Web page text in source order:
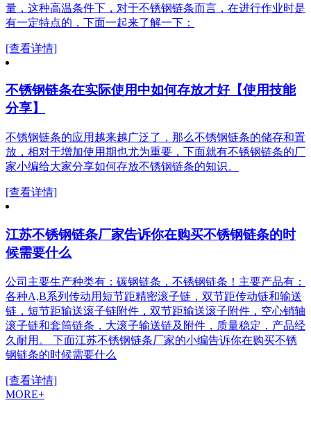
量，这种高温条件下，对于不锈钢链条而言，在进行作业时是
有一定特点的，下面一起来了解一下：
[查看详情]
不锈钢链条在实际使用中如何存放才好【使用技能
分享】
不锈钢链条的应用越来越广泛了，那么不锈钢链条的储存和置
放，相对于增加使用期也尤为重要，下面就有不锈钢链条的厂
家小编给大家分享如何存放不锈钢链条的知识。
[查看详情]
江苏不锈钢链条厂家告诉你在购买不锈钢链条的时
候需要什么
公司主要生产种类有：碳钢链条，不锈钢链条！主要产品有：
各种A,B系列传动用短节距精密滚子链，双节距传动链和输送
链，短节距输送滚子链附件，双节距输送滚子附件，空心销轴
滚子链和套筒链条，大滚子输送链及附件，质量稳定，产品经
久耐用。 下面江苏不锈钢链条厂家的小编告诉你在购买不锈
钢链条的时候需要什么
[查看详情]
MORE+